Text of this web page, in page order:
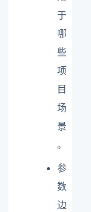
于
哪
些
项
目
场
景
。
参
数
边